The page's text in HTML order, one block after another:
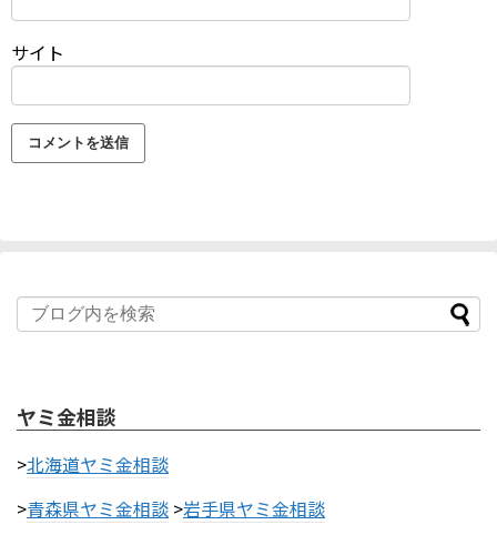
サイト
ヤミ金相談
>北海道ヤミ金相談
>青森県ヤミ金相談 >岩手県ヤミ金相談